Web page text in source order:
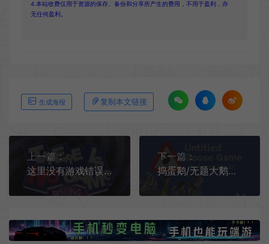
4.本站收费仅用于资源的保存、备份和分享所产生的费用，不用于盈利，亦
无任何盈利。
生成海报 复制本文链接
上一篇：
这里没有游戏错误维度/喜剧冒险游戏 There Is No Game Wrong Dimension 下载
下一篇：
捣蛋鹅/无题大鹅模拟(Untitled Goose Game)简中|PC|PUZ|偷袭式闹剧搞笑游戏